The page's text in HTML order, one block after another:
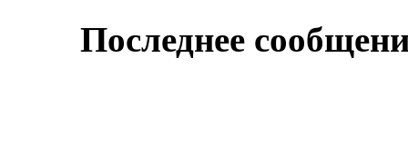
Последнее